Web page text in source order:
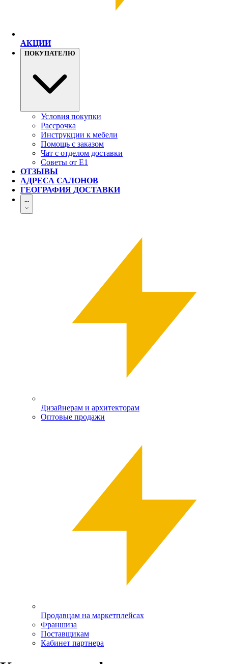
АКЦИИ
ПОКУПАТЕЛЮ
Условия покупки
Рассрочка
Инструкции к мебели
Помощь с заказом
Чат с отделом доставки
Советы от Е1
ОТЗЫВЫ
АДРЕСА САЛОНОВ
ГЕОГРАФИЯ ДОСТАВКИ
...
Дизайнерам и архитекторам
Оптовые продажи
Продавцам на маркетплейсах
Франшиза
Поставщикам
Кабинет партнера